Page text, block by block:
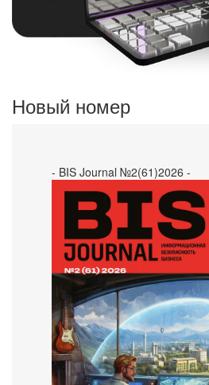
Новый номер
- BIS Journal №2(61)2026 -